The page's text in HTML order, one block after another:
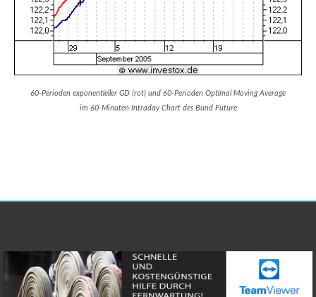
60-Perioden exponentieller GD (rot) und 60-Perioden Optimal Moving Average
im 60-Minuten Intraday Chart des Bund Future